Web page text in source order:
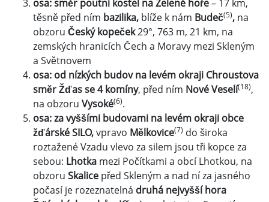
osa: směr poutní kostel na Zelené hoře– 17 km,
těsně před ním bazilika, blíže k nám Budeč(5), na
obzoru Český kopeček29°, 763 m, 21 km, na
zemských hranicích Čech a Moravy mezi Skleným
a Světnovem
osa: od nízkých budov na levém okraji Chroustova
směr Žďas se 4 komíny, před ním Nové Veselí(18),
na obzoru Vysoké(6).
osa: za vyššími budovami na levém okraji obce
žďárské SILO,vpravo Mělkovice(7) do široka
roztažené Vzadu vlevo za silem jsou tři kopce za
sebou: Lhotka mezi Počítkami a obcí Lhotkou, na
obzoru Skalice před Skleným a nad ní za jasného
počasí je rozeznatelná druhá nejvyšší hora